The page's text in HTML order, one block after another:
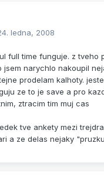
ledna, 2008
full time funguje. z tveho
jsem narychlo nakoupil
prodelam kalhoty.
ze to je save a pro
ztracim tim muj cas
tve ankety mezi
a ze delas nejaky